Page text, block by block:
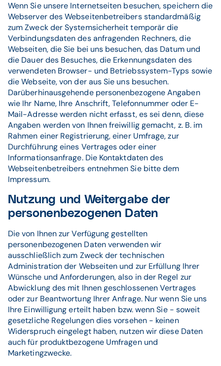
Wenn Sie unsere Internetseiten besuchen, speichern die
Webserver des Webseitenbetreibers standardmäßig
zum Zweck der Systemsicherheit temporär die
Verbindungsdaten des anfragenden Rechners, die
Webseiten, die Sie bei uns besuchen, das Datum und
die Dauer des Besuches, die Erkennungsdaten des
verwendeten Browser- und Betriebssystem-Typs sowie
die Webseite, von der aus Sie uns besuchen.
Darüberhinausgehende personenbezogene Angaben
wie Ihr Name, Ihre Anschrift, Telefonnummer oder E-
Mail-Adresse werden nicht erfasst, es sei denn, diese
Angaben werden von Ihnen freiwillig gemacht, z. B. im
Rahmen einer Registrierung, einer Umfrage, zur
Durchführung eines Vertrages oder einer
Informationsanfrage. Die Kontaktdaten des
Webseitenbetreibers entnehmen Sie bitte dem
Impressum.
Nutzung und Weitergabe der
personenbezogenen Daten
Die von Ihnen zur Verfügung gestellten
personenbezogenen Daten verwenden wir
ausschließlich zum Zweck der technischen
Administration der Webseiten und zur Erfüllung Ihrer
Wünsche und Anforderungen, also in der Regel zur
Abwicklung des mit Ihnen geschlossenen Vertrages
oder zur Beantwortung Ihrer Anfrage. Nur wenn Sie uns
Ihre Einwilligung erteilt haben bzw. wenn Sie - soweit
gesetzliche Regelungen dies vorsehen - keinen
Widerspruch eingelegt haben, nutzen wir diese Daten
auch für produktbezogene Umfragen und
Marketingzwecke.